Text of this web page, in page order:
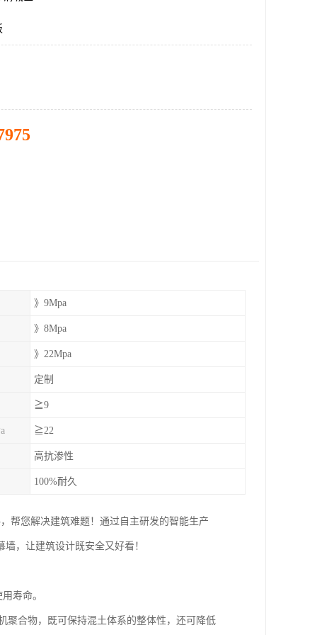
》9Mpa
》8Mpa
》22Mpa
定制
≧9
≧22
高抗渗性
100%耐久
帮您解决建筑难题！通过自主研发的智能生产
，让建筑设计既安全又好看！
寿命。
聚合物，既可保持混土体系的整体性，还可降低